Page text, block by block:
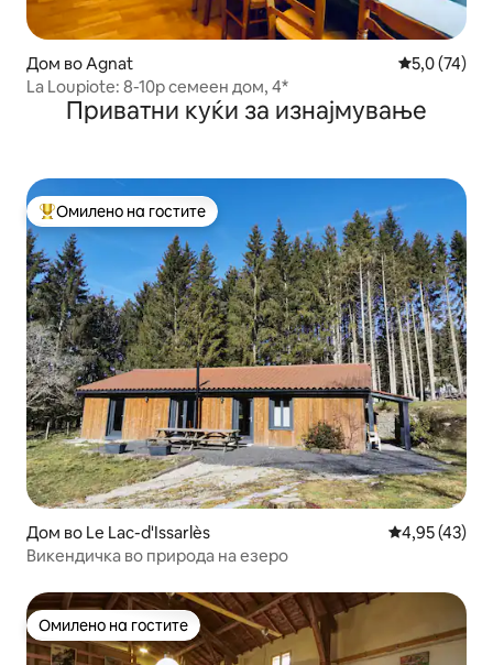
Дом во Agnat Просечна
5,0 (74)
La Loupiote: 8-10p семеен дом, 4*
Приватни куќи за изнајмување
Меѓу најуспешните „Омилени на гостите“
Омилено на гостите
Дом во Le Lac-d'Issarlès Просечна
4,95 (43)
Викендичка во природа на езеро
Омилено на гостите
Омилено на гостите